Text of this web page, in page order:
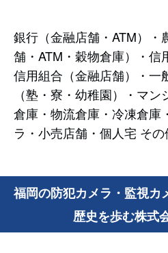
銀行（金融店舗・ATM）・
舗・ATM・穀物倉庫）・信
信用組合（金融店舗）・一
（塾・寮・幼稚園）・マ
倉庫・物流倉庫・冷凍倉庫
ラ・小売店舗・個人宅 その
福岡の防犯カメラ・監視
歴史を歩む株式